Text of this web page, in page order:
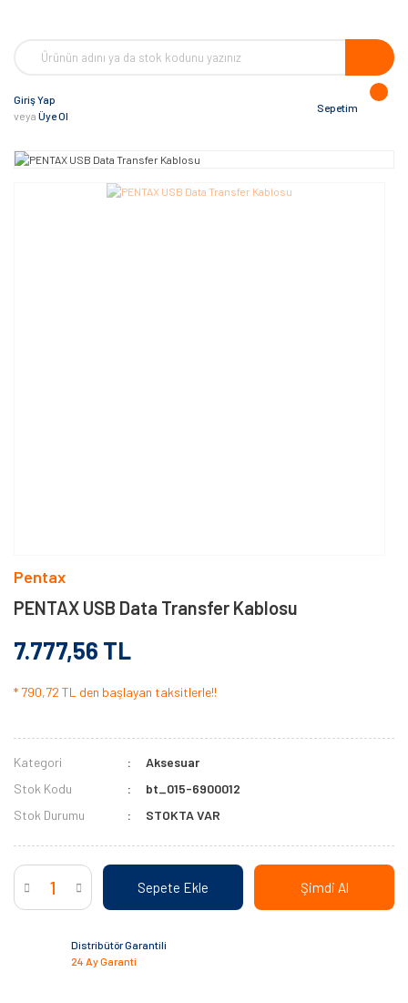
Giriş Yap
veya Üye Ol
Sepetim
Pentax
PENTAX USB Data Transfer Kablosu
7.777,56 TL
* 790,72 TL den başlayan taksitlerle!!
Kategori
Aksesuar
Stok Kodu
bt_015-6900012
Stok Durumu
STOKTA VAR
Sepete Ekle Şimdi Al
Distribütör Garantili
24 Ay Garanti